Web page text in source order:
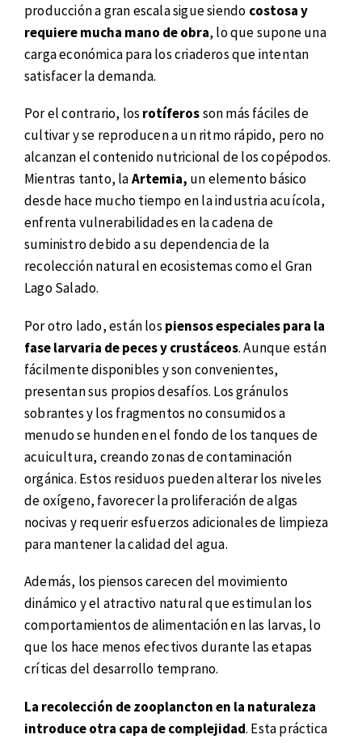
producción a gran escala sigue siendo costosa y
requiere mucha mano de obra, lo que supone una
carga económica para los criaderos que intentan
satisfacer la demanda.
Por el contrario, los rotíferosson más fáciles de
cultivar y se reproducen a un ritmo rápido, pero no
alcanzan el contenido nutricional de los copépodos.
Mientras tanto, laArtemia, un elemento básico
desde hace mucho tiempo en la industria acuícola,
enfrenta vulnerabilidades en la cadena de
suministro debido a su dependencia de la
recolección natural en ecosistemas como el Gran
Lago Salado.
Por otro lado, están los piensos especiales para la
fase larvaria de peces y crustáceos. Aunque están
fácilmente disponibles y son convenientes,
presentan sus propios desafíos. Los gránulos
sobrantes y los fragmentos no consumidos a
menudo se hunden en el fondo de los tanques de
acuicultura, creando zonas de contaminación
orgánica. Estos residuos pueden alterar los niveles
de oxígeno, favorecer la proliferación de algas
nocivas y requerir esfuerzos adicionales de limpieza
para mantener la calidad del agua.
Además, los piensos carecen del movimiento
dinámico y el atractivo natural que estimulan los
comportamientos de alimentación en las larvas, lo
que los hace menos efectivos durante las etapas
críticas del desarrollo temprano.
La recolección de zooplancton en la naturaleza
introduce otra capa de complejidad. Esta práctica